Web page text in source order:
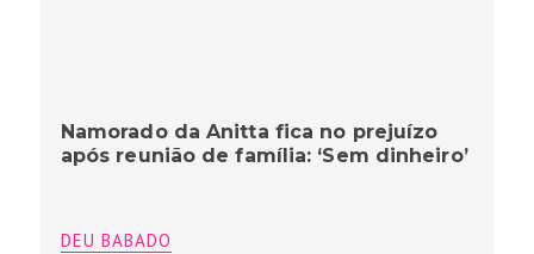
Namorado da Anitta fica no prejuízo
após reunião de família: ‘Sem dinheiro’
DEU BABADO